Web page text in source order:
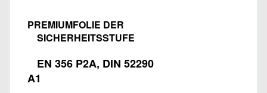
PREMIUMFOLIE DER
SICHERHEITSSTUFE
EN 356 P2A, DIN 52290
A1